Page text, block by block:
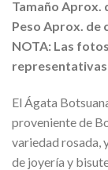
Tamaño Aprox.
Peso Aprox. de
NOTA: Las
representativas
El Ágata
proveniente de
variedad rosada,
de joyería y